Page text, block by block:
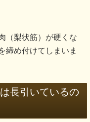
（梨状筋）が硬くな
締め付けてしまいま
長引いているの